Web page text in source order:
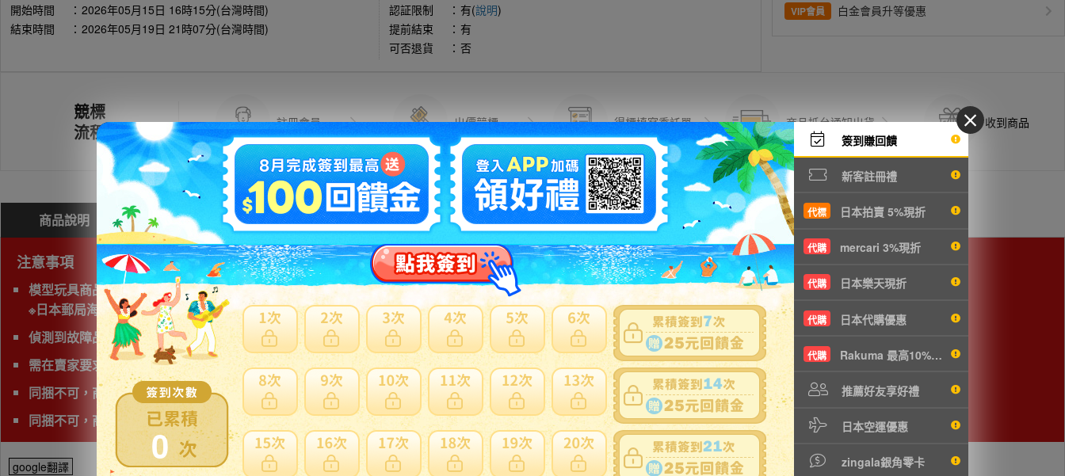
0
簽到賺回饋
新客註冊禮
代標 日本拍賣 5%現折
代購 mercari 3%現折
代購 日本樂天現折
代購 日本代購優惠
代購 Rakuma 最高10%現折
推薦好友享好禮
日本空運優惠
zingala銀角零卡
開始時間
： 2026年05月15日 16時15分(台灣時間)
結束時間
： 2026年05月19日 21時07分(台灣時間)
認証限制
： 有(說明)
提前結束
： 有
可否退貨
： 否
VIP會員 白金會員升等優惠
競標
流程
註冊會員 出價競標 得標填寫委託單 商品抵台通知出貨 收到商品
商品說明 問與答( 費用試算 問題商品反映流程
注意事項
模型玩具商品無法使用海運運送，空運會產生材積費用，可使用日本郵局海運直送。貼心提醒：商品外箱三邊總合低於75cm以下，使用空運會較划算。
※日本郵局海運直送抵台時間通常超過三週以上，無法與賣家反應商品疑慮、功能異常...等
偵測到故障品(垃圾品)、有照片及說明以外的問題，下標前注意
需在賣家要求時間完成匯款
同捆不可，商品會有獨立的日本運費。
同捆不可，商品會有獨立的日本運費
google翻譯